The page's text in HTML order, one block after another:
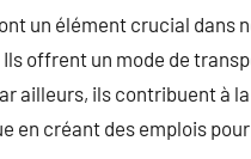
un élément crucial dans
offrent un mode de
ailleurs, ils contribuent à
en créant des emplois